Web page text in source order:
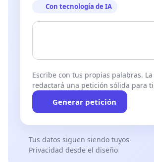
Con tecnología de IA
Escribe con tus propias palabras. La
redactará una petición sólida para
Generar petición
Tus datos siguen siendo tuyos
Privacidad desde el diseño